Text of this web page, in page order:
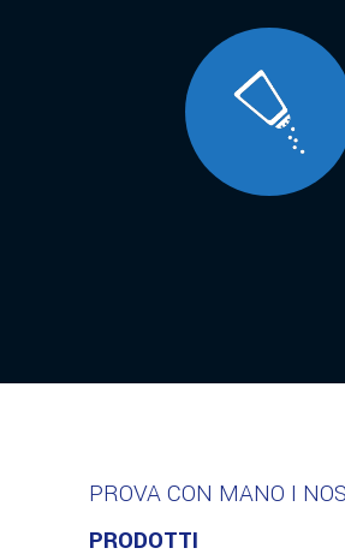
PROVA CON MANO I
PRODOTTI